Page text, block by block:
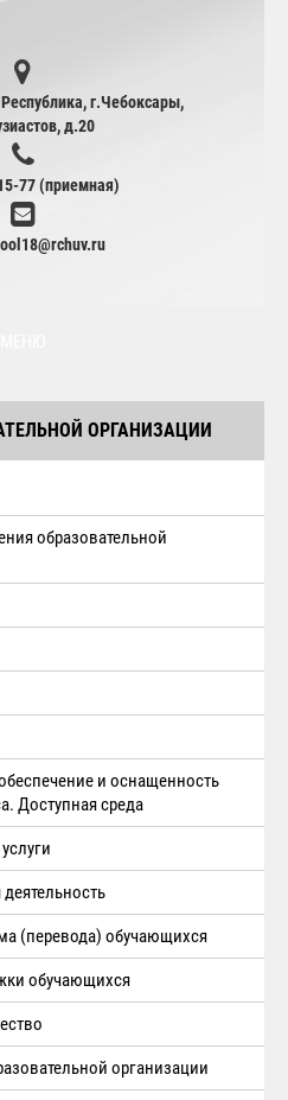
г.Чебоксары,
д.20
77 (приемная)
ОРГАНИЗАЦИИ
образовательной
и оснащенность
Доступная среда
(перевода) обучающихся
обучающихся
организации